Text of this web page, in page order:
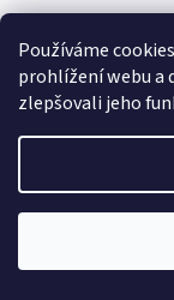
Používáme
prohlížení webu a
zlepšovali jeho